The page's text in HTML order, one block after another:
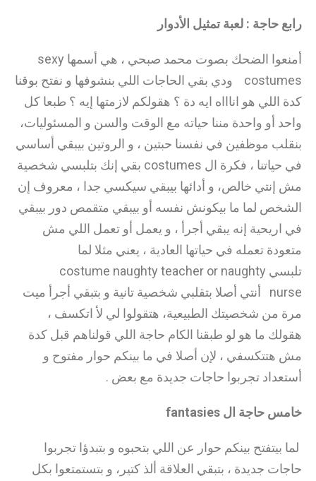
رابع حاجة : لعبة تمثيل الأدوار
أمنعوا الضحك بصوت محمد صبحي ، هي أسمها sexy
costumes ودي بقي الحاجات اللي بنشوفها و نفتح بوقنا
كدة اللي هو اناااه ايه دة ؟ هقولكم لازمتها إيه ؟ طبعا كل
واحد أو واحدة مننا حياته مع الوقت والسن و المسئوليات،
بنقلب موظفين في نفسنا حبتين ، و الروتين بيبقي أساسي
في حياتنا ، فكرة ال costumes بقي إنك بتلبسي شخصية
مش إنتي خالص، و أدائها بيبقي سيكسي جدا ، معروف إن
الشخص لما ما بيكونش نفسه أو بيبقي متقمص دور بيبقي
في اريحية إنه يبقي أجرأ ، و يعمل أو تعمل اللي مش
متعودة تعمله في حياتها العادية ، يعني مثلا لما
تلبسي costume naughty teacher or naughty
nurse أنتي أصلا بتقلبي شخصية تانية و بتبقي أجرأ ميت
مرة من شخصيتك الطبيعية، هتقولوا لي لأ اتكسف ،
هقولك ما هو لو طبقنا الكام حاجة اللي قولناهم قبل كدة
مش هتتكسفي ، لإن أصلا في ما بينكم حوار مفتوح و
أستعداد تجربوا حاجات جديدة مع بعض .
خامس حاجة ال fantasies
لما بيتفتح بينكم حوار عن اللي بتحبوه و بتبدؤا تجربوا
حاجات جديدة ، بتبقي العلاقة ألذ كتير، و بتستمتعوا بكل